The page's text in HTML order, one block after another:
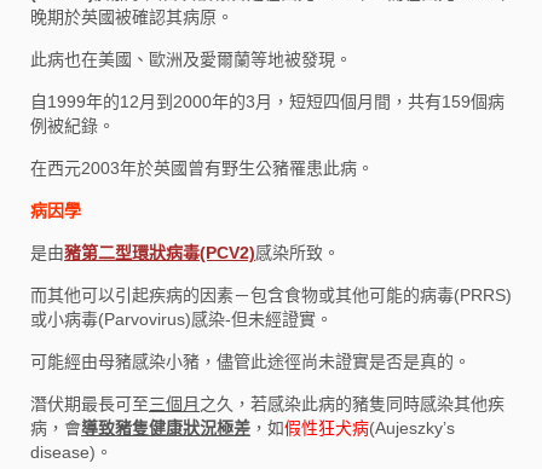
晚期於英國被確認其病原。
此病也在美國、歐洲及愛爾蘭等地被發現。
自1999年的12月到2000年的3月，短短四個月間，共有159個病
例被紀錄。
在西元2003年於英國曾有野生公豬罹患此病。
病因學
是由豬第二型環狀病毒(PCV2)感染所致。
而其他可以引起疾病的因素－包含食物或其他可能的病毒(PRRS)
或小病毒(Parvovirus)感染-但未經證實。
可能經由母豬感染小豬，儘管此途徑尚未證實是否是真的。
潛伏期最長可至三個月 之久，若感染此病的豬隻同時感染其他疾
病，會導致豬隻健康狀況極差 ，如假性狂犬病(Aujeszky’s
disease)。